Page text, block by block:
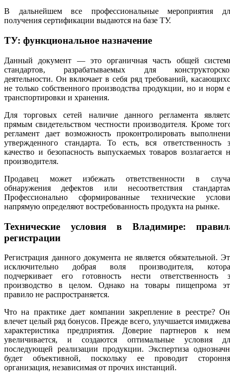
В дальнейшем все профессиональные мероприятия
получения сертификации выдаются на базе ТУ.
ТУ: функциональное назначение
Данный документ — это органичная часть общей
стандартов, разрабатываемых для
деятельности. Он включает в себя ряд требований,
не только собственного производства продукции, но и норм
транспортировки и хранения.
Для торговых сетей наличие данного регламента
прямым свидетельством честности производителя. Кроме
регламент дает возможность проконтролировать
утвержденного стандарта. То есть, вся ответственность
качество и безопасность выпускаемых товаров возлагается
производителя.
Продавец может избежать ответственности в
обнаружения дефектов или несоответствия
Профессионально сформированные технические
напрямую определяют востребованность продукта на рынке.
Технические условия в Владимире:
регистрации
Регистрация данного документа не является обязательной.
исключительно добрая воля производителя,
подчеркивает его готовность нести ответственность
производство в целом. Однако на товары пищепрома
правило не распространяется.
Что на практике дает компании закрепление в реестре?
влечет целый ряд бонусов. Прежде всего, улучшается
характеристика предприятия. Доверие партнеров к
увеличивается, и создаются оптимальные условия
последующей реализации продукции. Экспертиза
будет объективной, поскольку ее проводит
организация, независимая от прочих инстанций.